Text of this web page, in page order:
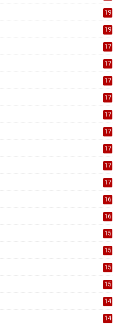
19
19
17
17
17
17
17
17
17
17
17
16
16
15
15
15
15
14
14